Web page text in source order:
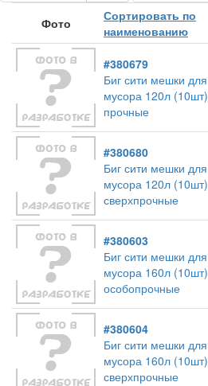
Фото
Сортировать по
наименованию
#380679
Биг сити мешки для
мусора 120л (10шт)
прочные
#380680
Биг сити мешки для
мусора 120л (10шт)
сверхпрочные
#380603
Биг сити мешки для
мусора 160л (10шт)
особопрочные
#380604
Биг сити мешки для
мусора 160л (10шт)
сверхпрочные